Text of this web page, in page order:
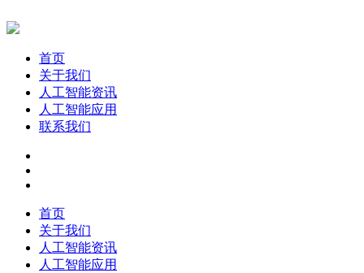
首页
关于我们
人工智能资讯
人工智能应用
联系我们
首页
关于我们
人工智能资讯
人工智能应用